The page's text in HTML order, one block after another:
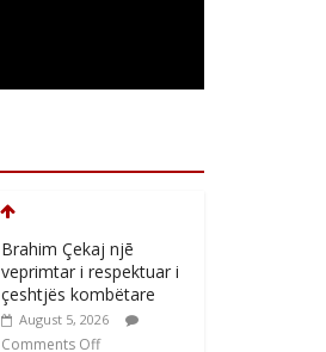
Çlirimtari Mentor
Mushkolaj nderohet me
mirenjohje nga Xhevdet
Qeriqi Dega e
invalidëve në Fushë